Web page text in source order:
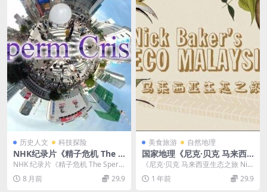
历史人文 科技探险
NHK纪录片《精子危机 The S
perm Crisis 2018》英语无字
720P/MP4/432M 人体探秘纪
录片
NHK 纪录片《精子危机 The Sperm
Crisis 2018》介绍 NH...
8 月前 29.9
美食旅游 自然地理
国家地理《尼克·贝克 马来西
亚生态之旅 Nick Baker’s Eco
Malaysia》国语中字 BTV版 1
080P高清 马来西亚自然生态
《尼克·贝克 马来西亚生态之旅 Nic
k Baker’s Eco M...
1 年前 29.9